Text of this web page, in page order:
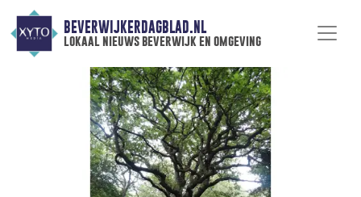
BEVERWIJKERDAGBLAD.NL
lokaal nieuws beverwijk en omgeving